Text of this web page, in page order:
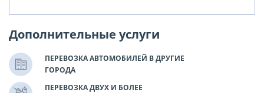
Дополнительные услуги
ПЕРЕВОЗКА АВТОМОБИЛЕЙ В ДРУГИЕ
ГОРОДА
ПЕРЕВОЗКА ДВУХ И БОЛЕЕ